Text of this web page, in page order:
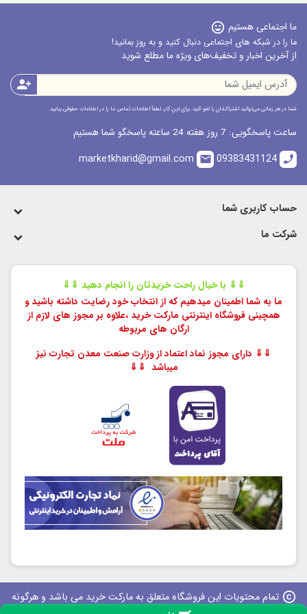
ما اجتماعی هستیم sentiment_very_satisfied
ما را در شبکه های اجتماعی دنبال کنید و به روز بمانید!
از آخرین اخبار و تخفیف‌های ویژه ما مطلع شوید
person_add
شما در هر زمانی می‌توانید اشتراک‌تان را لغو کنید. برای این کار، لطفاً اطلاعات تماس ما را در اطلاعات حقوقی بیابید.
ساعت پاسخگویی: 7 روز هفته 24 ساعته پاسخگو شما هستیم
call
09383431124
email
حساب کاربری شما
شرکت ما
⇓⇓ با خیال راحت خریدتان را انجام دهید ⇓⇓
ما به شما اطمینان میدهیم که از انتخاب خود رضایت داشته باشید و
همچینی فروشگاه اینترنتی مارکت خرید ،علاوه بر مجوز های لازم از
ارگان های مربوطه
⇓⇓ دارای مجوز نماد اعتماد از وزارت صنعت معدن تجارت نیز
میباشد ⇓⇓
copyright تمام محتویات این فروشگاه متعلق به مارکت خرید می باشد و هرگونه